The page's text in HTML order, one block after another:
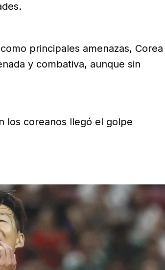
principales amenazas, Corea
y combativa, aunque sin
los coreanos llegó el golpe